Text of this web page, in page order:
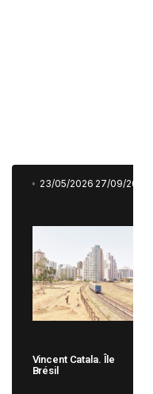
23/05/2026 27/09/2026
Vincent Catala. Île
Brésil